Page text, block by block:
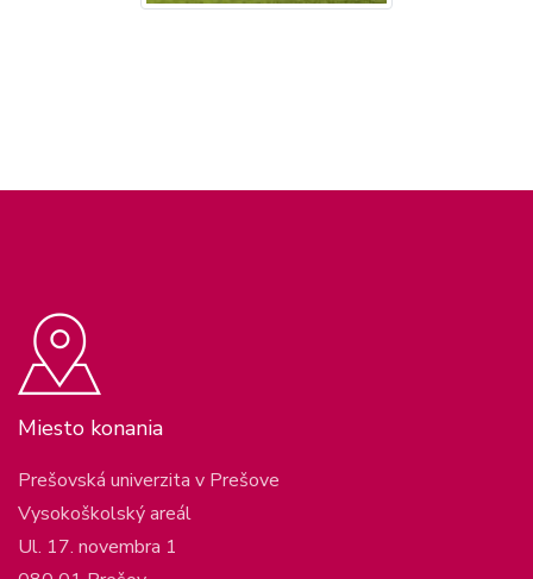
Miesto konania
Prešovská univerzita v Prešove
Vysokoškolský areál
Ul. 17. novembra 1